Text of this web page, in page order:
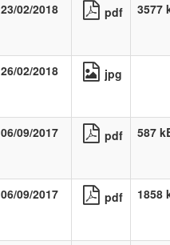
23/02/2018 pdf 3577
26/02/2018 jpg
06/09/2017 pdf 587
06/09/2017 pdf 1858